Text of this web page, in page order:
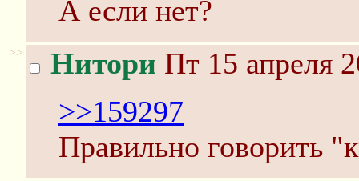
А если нет?
>> Нитори Пт 15 апреля
>>159297
Правильно говорить